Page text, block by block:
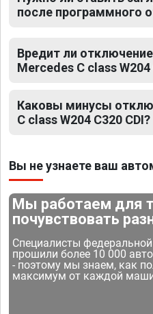
после программного
Вредит ли
Mercedes C class W204
Каковы минусы
C class W204 C320 CDI?
Вы не узнаете ваш
Мы работаем для
почувствовать
Специалисты
прошили более 10 000
- поэтому мы знаем, как
максимум от каждой